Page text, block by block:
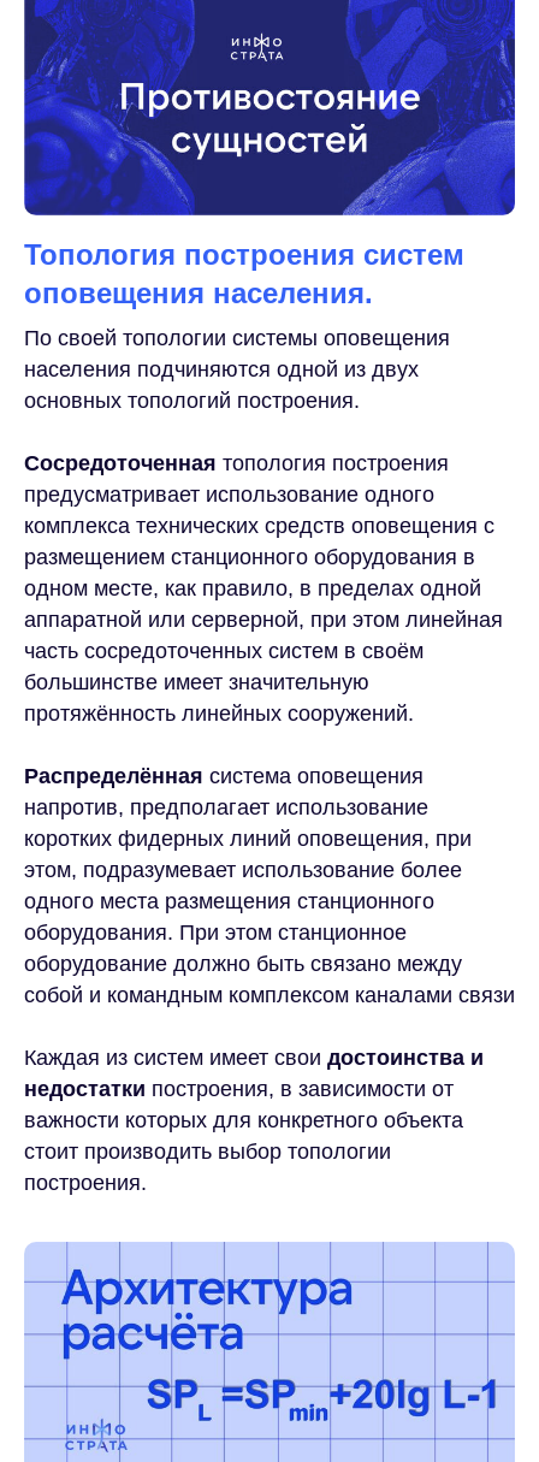
Топология построения систем
оповещения населения.
По своей топологии системы оповещения
населения подчиняются одной из двух
основных топологий построения.
Сосредоточенная топология построения
предусматривает использование одного
комплекса технических средств оповещения с
размещением станционного оборудования в
одном месте, как правило, в пределах одной
аппаратной или серверной, при этом линейная
часть сосредоточенных систем в своём
большинстве имеет значительную
протяжённость линейных сооружений.
Распределённая система оповещения
напротив, предполагает использование
коротких фидерных линий оповещения, при
этом, подразумевает использование более
одного места размещения станционного
оборудования. При этом станционное
оборудование должно быть связано между
собой и командным комплексом каналами связи
Каждая из систем имеет свои достоинства и
недостатки построения, в зависимости от
важности которых для конкретного объекта
стоит производить выбор топологии
построения.